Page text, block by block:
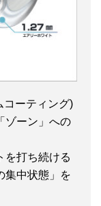
コーティング)
ゾーン」への
を打ち続ける
集中状態」を